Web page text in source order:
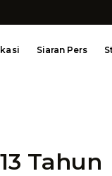
Siaran Pers
Tahun